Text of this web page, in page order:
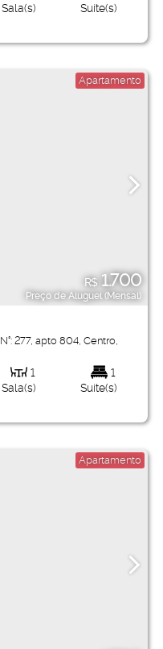
Sala(s) Suíte(s)
Apartamento
R$1.700
Preço de Aluguel (Mensal)
N°: 277, apto 804, Centro,
1
Sala(s)
1
Suíte(s)
Apartamento